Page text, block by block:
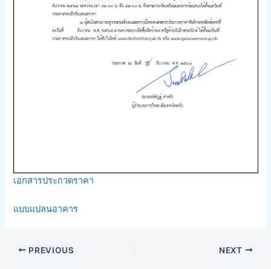
เอกสารประกวดราคา
แบบแปลนอาคาร
PREVIOUS NEXT